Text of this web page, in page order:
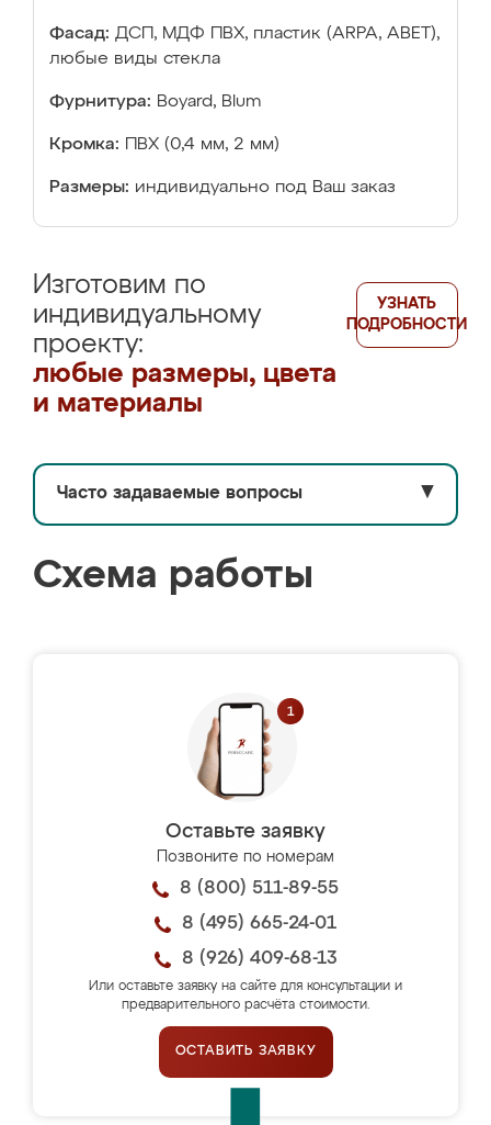
Фасад: ДСП, МДФ ПВХ, пластик (ARPA, ABET),
любые виды стекла
Фурнитура: Boyard, Blum
Кромка: ПВХ (0,4 мм, 2 мм)
Размеры: индивидуально под Ваш заказ
Изготовим по
индивидуальному
проекту:
любые размеры, цвета
и материалы
УЗНАТЬ
ПОДРОБНОСТИ
Часто задаваемые вопросы ▼
Схема работы
Оставьте заявку
Позвоните по номерам
8 (800) 511-89-55
8 (495) 665-24-01
8 (926) 409-68-13
Или оставьте заявку на сайте для консультации и
предварительного расчёта стоимости.
ОСТАВИТЬ ЗАЯВКУ